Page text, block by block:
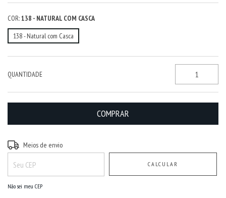
COR:138 - NATURAL COM CASCA
138 - Natural com Casca
QUANTIDADE
Entregas para o CEP:
Meios de envio
CALCULAR
Não sei meu CEP